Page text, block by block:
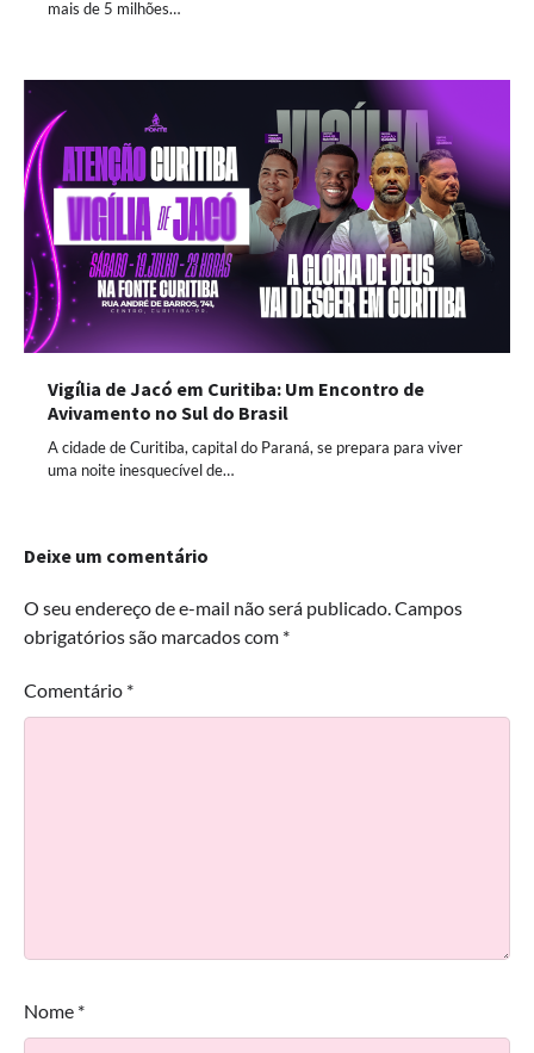
mais de 5 milhões…
Vigília de Jacó em Curitiba: Um Encontro de
Avivamento no Sul do Brasil
A cidade de Curitiba, capital do Paraná, se prepara para viver
uma noite inesquecível de…
Deixe um comentário
O seu endereço de e-mail não será publicado.Campos
obrigatórios são marcados com *
Comentário *
Nome *